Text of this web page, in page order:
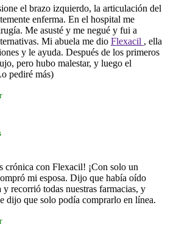
el brazo izquierdo, la articulación del
enferma. En el hospital me
Me asusté y me negué y fui a
Mi abuela me dio Flexacil , ella
y le ayuda. Después de los primeros
pero hubo malestar, y luego el
pediré más)
crónica con Flexacil! ¡Con solo un
mi esposa. Dijo que había oído
y recorrió todas nuestras farmacias, y
dijo que solo podía comprarlo en línea.